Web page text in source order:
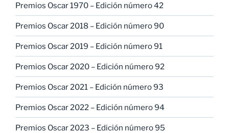
Premios Oscar 1970 – Edición número 42
Premios Oscar 2018 – Edición número 90
Premios Oscar 2019 – Edición número 91
Premios Oscar 2020 – Edición número 92
Premios Oscar 2021 – Edición número 93
Premios Oscar 2022 – Edición número 94
Premios Oscar 2023 – Edición número 95